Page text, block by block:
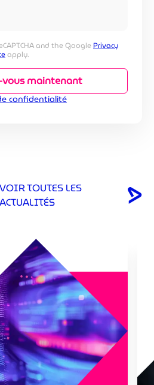
and the Google Privacy
apply.
vous maintenant
confidentialité
VOIR TOUTES LES
ACTUALITÉS